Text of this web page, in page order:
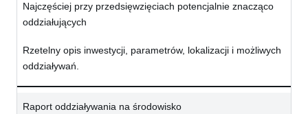
Najczęściej przy przedsięwzięciach potencjalnie znacząco
oddziałujących
Rzetelny opis inwestycji, parametrów, lokalizacji i możliwych
oddziaływań.
Raport oddziaływania na środowisko